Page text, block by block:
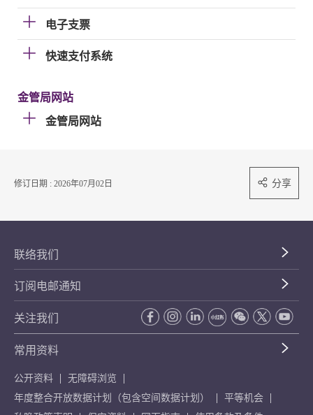
电子支票
快速支付系统
金管局网站
金管局网站
修订日期 : 2026年07月02日 分享
联络我们
订阅电邮通知
关注我们
常用资料
公开资料
无障碍浏览
年度整合开放数据计划（包含空间数据计划）
平等机会